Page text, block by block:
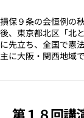
損保９条の会恒例の
後、東京都北区「北
に先立ち、全国で憲
主に大阪・関西地域
第１８回講